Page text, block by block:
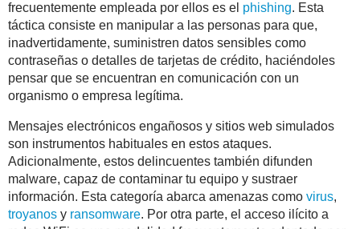
frecuentemente empleada por ellos es el phishing. Esta
táctica consiste en manipular a las personas para que,
inadvertidamente, suministren datos sensibles como
contraseñas o detalles de tarjetas de crédito, haciéndoles
pensar que se encuentran en comunicación con un
organismo o empresa legítima.
Mensajes electrónicos engañosos y sitios web simulados
son instrumentos habituales en estos ataques.
Adicionalmente, estos delincuentes también difunden
malware, capaz de contaminar tu equipo y sustraer
información. Esta categoría abarca amenazas como virus,
troyanos y ransomware. Por otra parte, el acceso ilícito a